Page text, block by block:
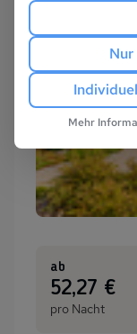
ab
:52,27 €
pro Nacht
Mehr